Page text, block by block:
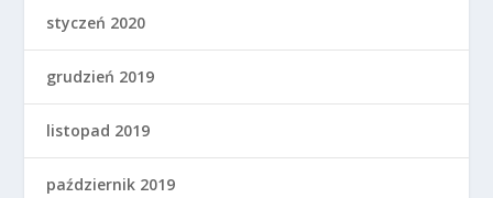
styczeń 2020
grudzień 2019
listopad 2019
październik 2019